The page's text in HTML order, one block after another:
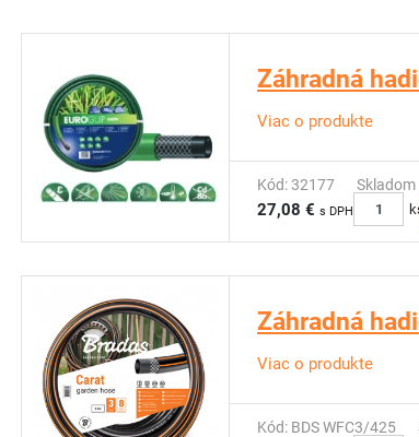
Záhradná
Viac o produkte
Kód: 32177 Skladom
27,08 € s DPH
Záhradná
Viac o produkte
Kód: BDS WFC3/425